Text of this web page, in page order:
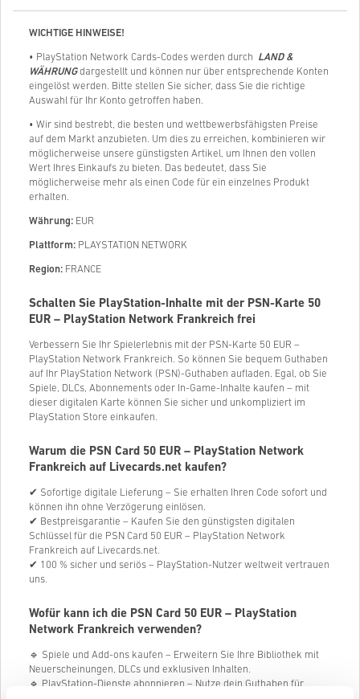
WICHTIGE HINWEISE!
• PlayStation Network Cards-Codes werden durch
LAND &
WÄHRUNG dargestellt und können nur über entsprechende Konten
eingelöst werden. Bitte stellen Sie sicher, dass Sie die richtige
Auswahl für Ihr Konto getroffen haben.
• Wir sind bestrebt, die besten und wettbewerbsfähigsten Preise
auf dem Markt anzubieten. Um dies zu erreichen, kombinieren wir
möglicherweise unsere günstigsten Artikel, um Ihnen den vollen
Wert Ihres Einkaufs zu bieten. Das bedeutet, dass Sie
möglicherweise mehr als einen Code für ein einzelnes Produkt
erhalten.
Währung: EUR
Plattform: PLAYSTATION NETWORK
Region: FRANCE
Schalten Sie PlayStation-Inhalte mit der PSN-Karte 50
EUR – PlayStation Network Frankreich frei
Verbessern Sie Ihr Spielerlebnis mit der PSN-Karte 50 EUR –
PlayStation Network Frankreich. So können Sie bequem Guthaben
auf Ihr PlayStation Network (PSN)-Guthaben aufladen. Egal, ob Sie
Spiele, DLCs, Abonnements oder In-Game-Inhalte kaufen – mit
dieser digitalen Karte können Sie sicher und unkompliziert im
PlayStation Store einkaufen.
Warum die PSN Card 50 EUR – PlayStation Network
Frankreich auf Livecards.net kaufen?
✔ Sofortige digitale Lieferung – Sie erhalten Ihren Code sofort und
können ihn ohne Verzögerung einlösen.
✔ Bestpreisgarantie – Kaufen Sie den günstigsten digitalen
Schlüssel für die PSN Card 50 EUR – PlayStation Network
Frankreich auf Livecards.net.
✔ 100 % sicher und seriös – PlayStation-Nutzer weltweit vertrauen
uns.
Wofür kann ich die PSN Card 50 EUR – PlayStation
Network Frankreich verwenden?
🔹 Spiele und Add-ons kaufen – Erweitern Sie Ihre Bibliothek mit
Neuerscheinungen, DLCs und exklusiven Inhalten.
🔹 PlayStation-Dienste abonnieren – Nutze dein Guthaben für